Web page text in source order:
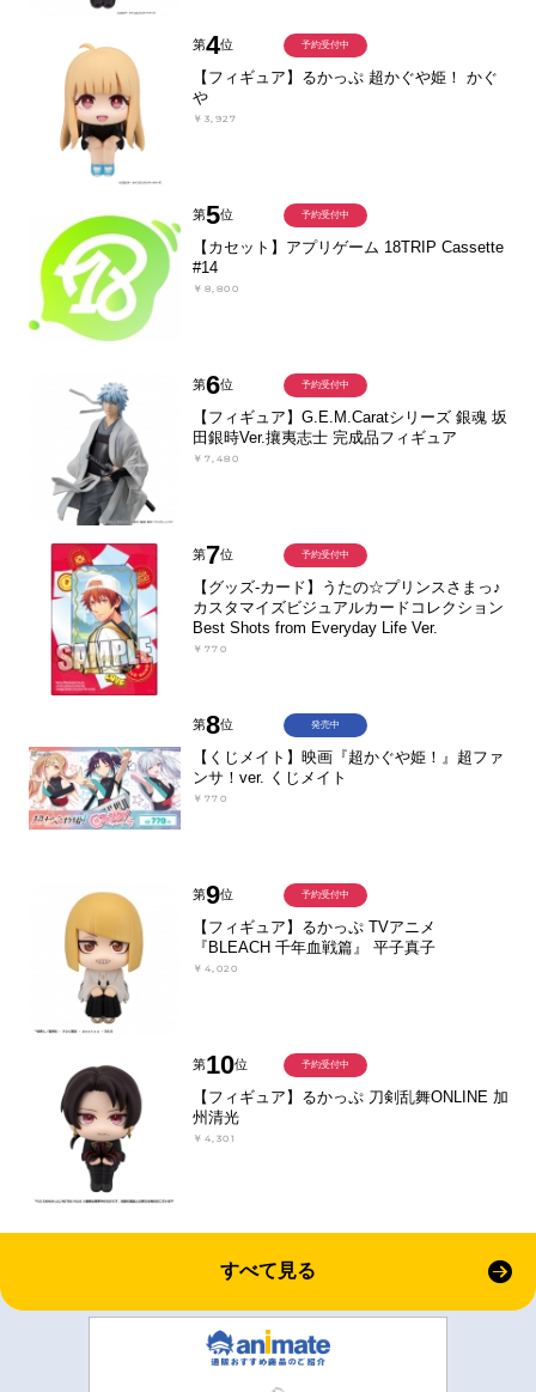
第4位
【フィギュア】るかっぷ 超かぐや姫！ かぐ
や
￥3,927
予約受付中
第5位
【カセット】アプリゲーム 18TRIP Cassette
#14
￥8,800
予約受付中
第6位
【フィギュア】G.E.M.Caratシリーズ 銀魂 坂
田銀時Ver.攘夷志士 完成品フィギュア
￥7,480
予約受付中
第7位
【グッズ-カード】うたの☆プリンスさまっ♪
カスタマイズビジュアルカードコレクション
Best Shots from Everyday Life Ver.
￥770
予約受付中
第8位
【くじメイト】映画『超かぐや姫！』超ファ
ンサ！ver. くじメイト
￥770
発売中
第9位
【フィギュア】るかっぷ TVアニメ
『BLEACH 千年血戦篇』 平子真子
￥4,020
予約受付中
第10位
【フィギュア】るかっぷ 刀剣乱舞ONLINE 加
州清光
￥4,301
予約受付中
すべて見る